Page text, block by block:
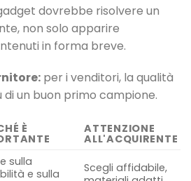
dovrebbe risolvere un
non solo apparire
in forma breve.
per i venditori, la qualità
un buon primo campione.
È ATTENZIONE
ALL'ACQUIRENTE
sulla
e sulla
Scegli affidabile,